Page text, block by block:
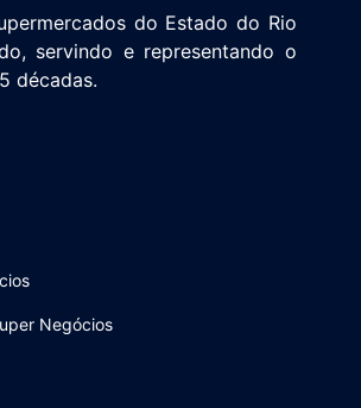
do Estado do Rio
servindo e representando o
décadas.
Negócios